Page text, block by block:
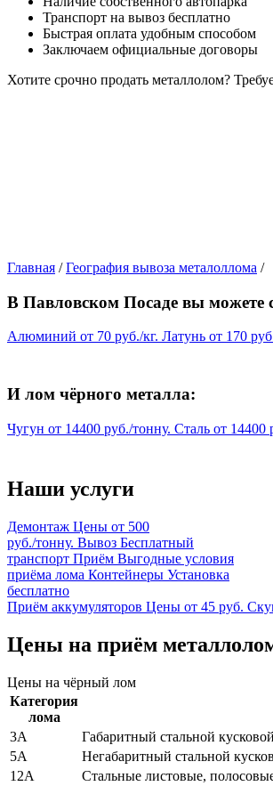
Транспорт на вывоз бесплатно
Быстрая оплата удобным способом
Заключаем официальные договоры
Хотите срочно продать металлолом?
Главная / География вывоза металоллома /
В Павловском Посаде вы можете
Алюминий от 70 руб./кг. Латунь от 170
И лом чёрного металла:
Чугун от 14400 руб./тонну. Сталь от 14400
Наши услуги
Демонтаж Цены от 500
руб./тонну. Вывоз Бесплатный
транспорт Приём Выгодные условия
приёма лома Контейнеры Установка
бесплатно
Приём аккумуляторов Цены от 45 руб.
Цены на приём
Цены на чёрный лом
Категория
лома
3А
Габаритный стальной
5А
Негабаритный стальной
12А
Стальные листовые,